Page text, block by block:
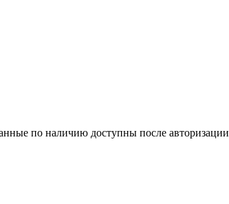
по наличию доступны после авторизации